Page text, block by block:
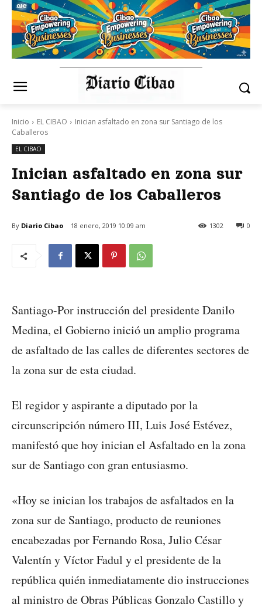
Inicio EL CIBAO
Inician asfaltado en zona sur Santiago de los
Caballeros
EL CIBAO
Inician asfaltado en zona sur
Santiago de los Caballeros
By Diario Cibao 18 enero, 2019 10:09 am 0
1302
Santiago-Por instrucción del presidente Danilo
Medina, el Gobierno inició un amplio programa
de asfaltado de las calles de diferentes sectores de
la zona sur de esta ciudad.
El regidor y aspirante a diputado por la
circunscripción número III, Luis José Estévez,
manifestó que hoy inician el Asfaltado en la zona
sur de Santiago con gran entusiasmo.
«Hoy se inician los trabajos de asfaltados en la
zona sur de Santiago, producto de reuniones
encabezadas por Fernando Rosa, Julio César
Valentín y Víctor Fadul y el presidente de la
república quién inmediatamente dio instrucciones
al ministro de Obras Públicas Gonzalo Castillo y